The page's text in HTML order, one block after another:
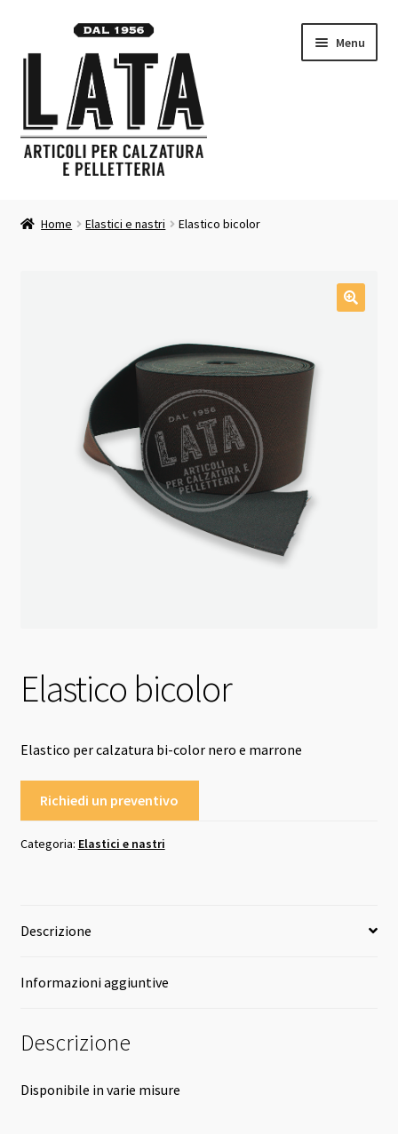
alla
navigazione
al
contenuto
Menu
menu
child
Home Elastici e nastri Elastico bicolor
Elastico bicolor
Elastico per calzatura bi-color nero e marrone
Richiedi un preventivo
Categoria: Elastici e nastri
Descrizione
Informazioni aggiuntive
Descrizione
Disponibile in varie misure